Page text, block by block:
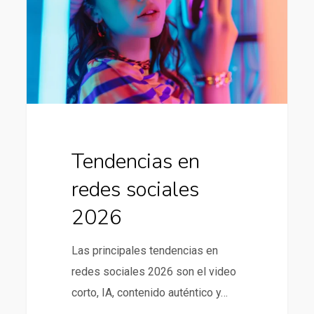
2026
Tendencias en
redes sociales
2026
Las principales tendencias en
redes sociales 2026 son el video
corto, IA, contenido auténtico y…